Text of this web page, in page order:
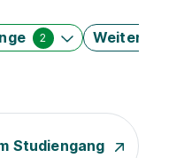
2 Weitere Filter
Studiengang